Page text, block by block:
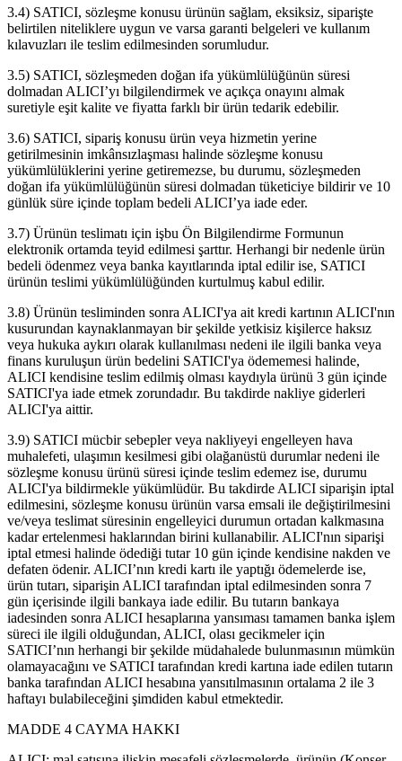
3.4) SATICI, sözleşme konusu ürünün sağlam, eksiksiz, siparişte
belirtilen niteliklere uygun ve varsa garanti belgeleri ve kullanım
kılavuzları ile teslim edilmesinden sorumludur.
3.5) SATICI, sözleşmeden doğan ifa yükümlülüğünün süresi
dolmadan ALICI’yı bilgilendirmek ve açıkça onayını almak
suretiyle eşit kalite ve fiyatta farklı bir ürün tedarik edebilir.
3.6) SATICI, sipariş konusu ürün veya hizmetin yerine
getirilmesinin imkânsızlaşması halinde sözleşme konusu
yükümlülüklerini yerine getiremezse, bu durumu, sözleşmeden
doğan ifa yükümlülüğünün süresi dolmadan tüketiciye bildirir ve 10
günlük süre içinde toplam bedeli ALICI’ya iade eder.
3.7) Ürünün teslimatı için işbu Ön Bilgilendirme Formunun
elektronik ortamda teyid edilmesi şarttır. Herhangi bir nedenle ürün
bedeli ödenmez veya banka kayıtlarında iptal edilir ise, SATICI
ürünün teslimi yükümlülüğünden kurtulmuş kabul edilir.
3.8) Ürünün tesliminden sonra ALICI'ya ait kredi kartının ALICI'nın
kusurundan kaynaklanmayan bir şekilde yetkisiz kişilerce haksız
veya hukuka aykırı olarak kullanılması nedeni ile ilgili banka veya
finans kuruluşun ürün bedelini SATICI'ya ödememesi halinde,
ALICI kendisine teslim edilmiş olması kaydıyla ürünü 3 gün içinde
SATICI'ya iade etmek zorundadır. Bu takdirde nakliye giderleri
ALICI'ya aittir.
3.9) SATICI mücbir sebepler veya nakliyeyi engelleyen hava
muhalefeti, ulaşımın kesilmesi gibi olağanüstü durumlar nedeni ile
sözleşme konusu ürünü süresi içinde teslim edemez ise, durumu
ALICI'ya bildirmekle yükümlüdür. Bu takdirde ALICI siparişin iptal
edilmesini, sözleşme konusu ürünün varsa emsali ile değiştirilmesini
ve/veya teslimat süresinin engelleyici durumun ortadan kalkmasına
kadar ertelenmesi haklarından birini kullanabilir. ALICI'nın siparişi
iptal etmesi halinde ödediği tutar 10 gün içinde kendisine nakden ve
defaten ödenir. ALICI’nın kredi kartı ile yaptığı ödemelerde ise,
ürün tutarı, siparişin ALICI tarafından iptal edilmesinden sonra 7
gün içerisinde ilgili bankaya iade edilir. Bu tutarın bankaya
iadesinden sonra ALICI hesaplarına yansıması tamamen banka işlem
süreci ile ilgili olduğundan, ALICI, olası gecikmeler için
SATICI’nın herhangi bir şekilde müdahalede bulunmasının mümkün
olamayacağını ve SATICI tarafından kredi kartına iade edilen tutarın
banka tarafından ALICI hesabına yansıtılmasının ortalama 2 ile 3
haftayı bulabileceğini şimdiden kabul etmektedir.
MADDE 4 CAYMA HAKKI